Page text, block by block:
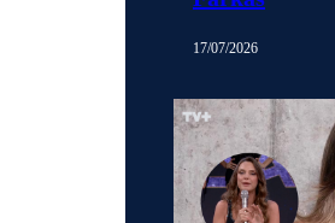
17/07/2026